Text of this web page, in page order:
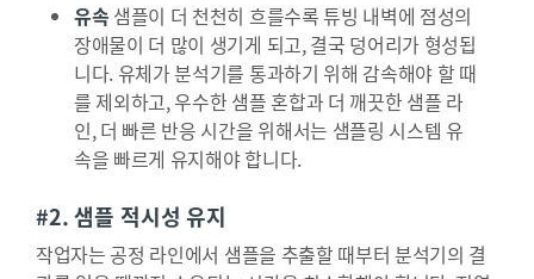
유속 샘플이 더 천천히 흐를수록 튜빙 내벽에 점성의
장애물이 더 많이 생기게 되고, 결국 덩어리가 형성됩
니다. 유체가 분석기를 통과하기 위해 감속해야 할 때
를 제외하고, 우수한 샘플 혼합과 더 깨끗한 샘플 라
인, 더 빠른 반응 시간을 위해서는 샘플링 시스템 유
속을 빠르게 유지해야 합니다.
#2. 샘플 적시성 유지
작업자는 공정 라인에서 샘플을 추출할 때부터 분석기의 결